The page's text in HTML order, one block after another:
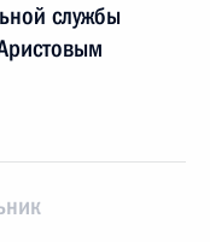
службы